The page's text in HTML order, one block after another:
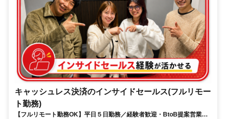
キャッシュレス決済のインサイドセールス(フルリモー
ト勤務)
【フルリモート勤務OK】平日５日勤務／経験者歓迎・BtoB提案営業で